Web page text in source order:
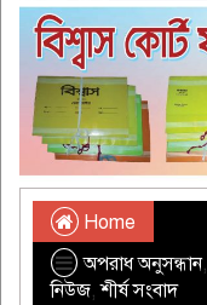
Home
অপরাধ অনুসন্ধান,
নিউজ,শীর্ষ সংবাদ